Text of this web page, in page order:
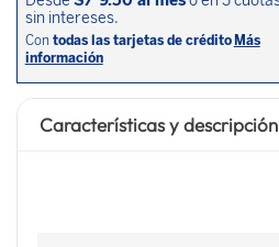
Características y descripción